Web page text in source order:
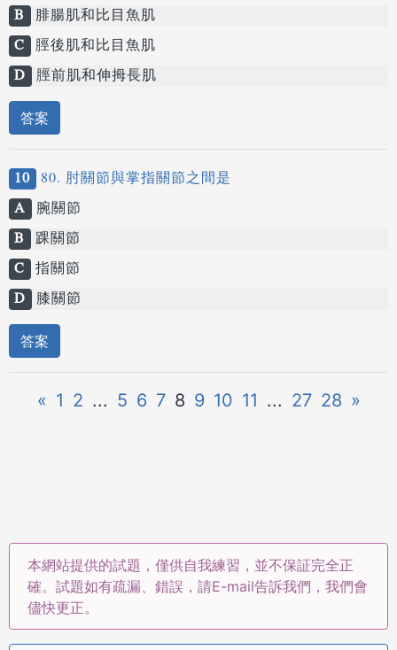
B 腓腸肌和比目魚肌
C 脛後肌和比目魚肌
D 脛前肌和伸拇長肌
答案
10 80. 肘關節與掌指關節之間是
A 腕關節
B 踝關節
C 指關節
D 膝關節
答案
« 1 2 ... 5 6 7 8 9 10 11 ... 27 28 »
本網站提供的試題，僅供自我練習，並不保証完全正
確。試題如有疏漏、錯誤，請E-mail告訴我們，我們會
儘快更正。